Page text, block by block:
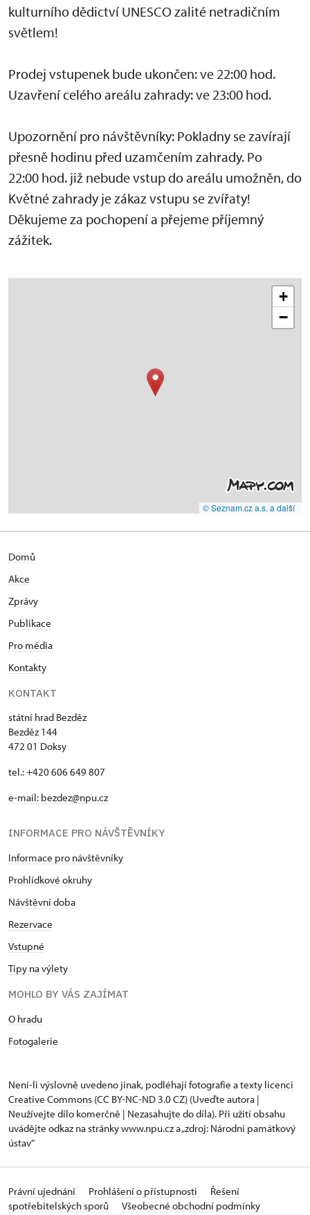
kulturního dědictví UNESCO zalité netradičním
světlem!
Prodej vstupenek bude ukončen: ve 22:00 hod.
Uzavření celého areálu zahrady: ve 23:00 hod.
Upozornění pro návštěvníky: Pokladny se zavírají
přesně hodinu před uzamčením zahrady. Po
22:00 hod. již nebude vstup do areálu umožněn, do
Květné zahrady je zákaz vstupu se zvířaty!
Děkujeme za pochopení a přejeme příjemný
zážitek.
+
−
© Seznam.cz a.s. a další
Domů
Akce
Zprávy
Publikace
Pro média
Kontakty
KONTAKT
státní hrad Bezděz
Bezděz 144
472 01 Doksy
tel.: +420 606 649 807
e-mail: bezdez@npu.cz
INFORMACE PRO NÁVŠTĚVNÍKY
Informace pro návštěvníky
Prohlídkové okruhy
Návštěvní doba
Rezervace
Vstupné
Tipy na výlety
MOHLO BY VÁS ZAJÍMAT
O hradu
Fotogalerie
Není-li výslovně uvedeno jinak, podléhají fotografie a texty licenci
Creative Commons (CC BY-NC-ND 3.0 CZ) (Uveďte autora |
Neužívejte dílo komerčně | Nezasahujte do díla). Při užití obsahu
uvádějte odkaz na stránky www.npu.cz a „zdroj: Národní památkový
ústav“
Právní ujednání Prohlášení o přístupnosti
Řešení
spotřebitelských sporů
Všeobecné obchodní podmínky